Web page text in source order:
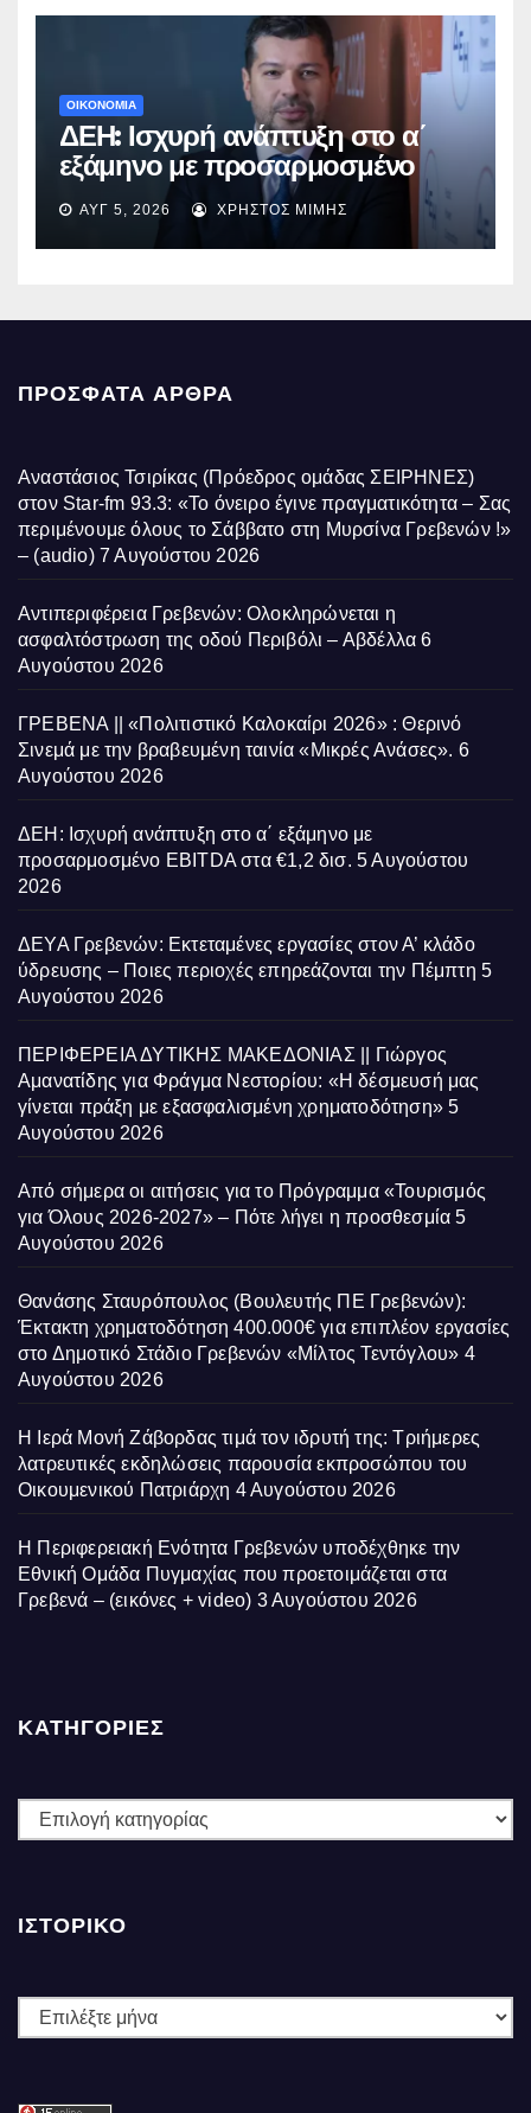
ΟΙΚΟΝΟΜΙΑ
ΔΕΗ: Ισχυρή ανάπτυξη στο α΄
εξάμηνο με προσαρμοσμένο
EBITDA στα €1,2 δισ.
ΑΥΓ 5, 2026 ΧΡΉΣΤΟΣ ΜΊΜΗΣ
ΠΡΌΣΦΑΤΑ ΆΡΘΡΑ
Αναστάσιος Τσιρίκας (Πρόεδρος ομάδας ΣΕΙΡΗΝΕΣ)
στον Star-fm 93.3: «Το όνειρο έγινε πραγματικότητα – Σας
περιμένουμε όλους το Σάββατο στη Μυρσίνα Γρεβενών !»
– (audio) 7 Αυγούστου 2026
Αντιπεριφέρεια Γρεβενών: Ολοκληρώνεται η
ασφαλτόστρωση της οδού Περιβόλι – Αβδέλλα 6
Αυγούστου 2026
ΓΡΕΒΕΝΑ || «Πολιτιστικό Καλοκαίρι 2026» : Θερινό
Σινεμά με την βραβευμένη ταινία «Μικρές Ανάσες». 6
Αυγούστου 2026
ΔΕΗ: Ισχυρή ανάπτυξη στο α΄ εξάμηνο με
προσαρμοσμένο EBITDA στα €1,2 δισ. 5 Αυγούστου
2026
ΔΕΥΑ Γρεβενών: Εκτεταμένες εργασίες στον Α’ κλάδο
ύδρευσης – Ποιες περιοχές επηρεάζονται την Πέμπτη 5
Αυγούστου 2026
ΠΕΡΙΦΕΡΕΙΑ ΔΥΤΙΚΗΣ ΜΑΚΕΔΟΝΙΑΣ || Γιώργος
Αμανατίδης για Φράγμα Νεστορίου: «Η δέσμευσή μας
γίνεται πράξη με εξασφαλισμένη χρηματοδότηση» 5
Αυγούστου 2026
Από σήμερα οι αιτήσεις για το Πρόγραμμα «Τουρισμός
για Όλους 2026-2027» – Πότε λήγει η προσθεσμία 5
Αυγούστου 2026
Θανάσης Σταυρόπουλος (Βουλευτής ΠΕ Γρεβενών):
Έκτακτη χρηματοδότηση 400.000€ για επιπλέον εργασίες
στο Δημοτικό Στάδιο Γρεβενών «Μίλτος Τεντόγλου» 4
Αυγούστου 2026
Η Ιερά Μονή Ζάβορδας τιμά τον ιδρυτή της: Τριήμερες
λατρευτικές εκδηλώσεις παρουσία εκπροσώπου του
Οικουμενικού Πατριάρχη 4 Αυγούστου 2026
Η Περιφερειακή Ενότητα Γρεβενών υποδέχθηκε την
Εθνική Ομάδα Πυγμαχίας που προετοιμάζεται στα
Γρεβενά – (εικόνες + video) 3 Αυγούστου 2026
ΚΑΤΗΓΟΡΙΕΣ
ΚΑΤΗΓΟΡΙΕΣ
ΙΣΤΟΡΙΚΌ
Ιστορικό